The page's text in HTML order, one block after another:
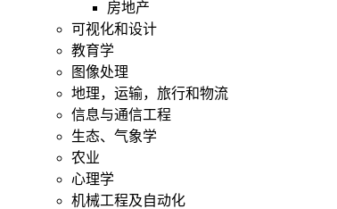
房地产
可视化和设计
教育学
图像处理
地理，运输，旅行和物流
信息与通信工程
生态、气象学
农业
心理学
机械工程及自动化